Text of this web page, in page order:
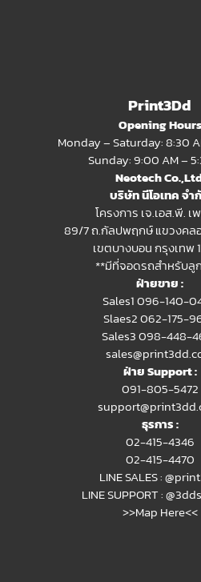
Print3Dd
Opening Hours
Monday – Saturday: 8:30
Sunday: 9:00 AM –
Neotech
บริษัท นีโอเทค จำ
โครงการ เจ.เอส.พี. เ
89/7 ถ.กัลปพฤกษ์ แขวงคล
เขตบางบอน กรุงเทพ
**มีที่จอดรถสำหรับลู
ฝ่ายขาย :
Sales1 096-140-
Slaes2062-175-
Sales3 098-448-
ฝ่าย Support :
091-805-5472
ธุรการ :
02-415-4346
02-415-4470
LINE SALES :
LINE SUPPORT :
>>Map Here<<